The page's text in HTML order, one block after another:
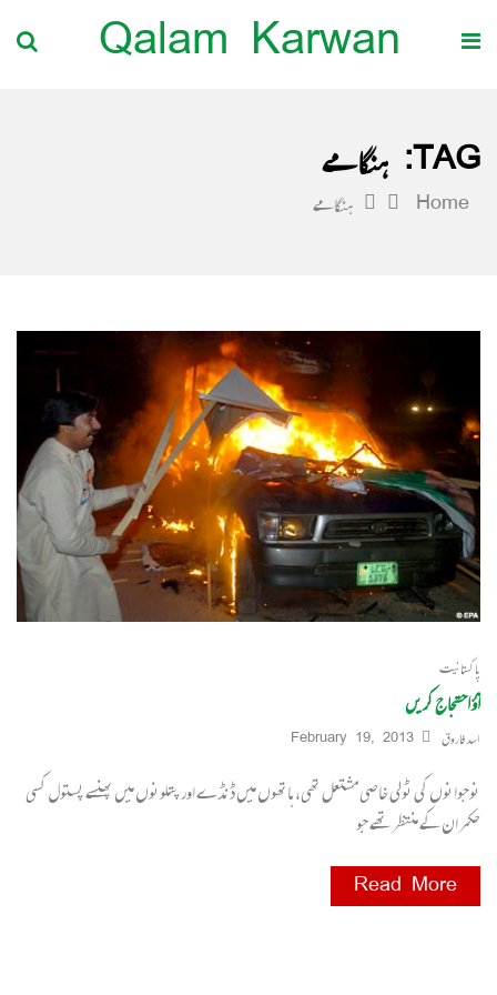
Qalam Karwan
TAG: ہنگامے
Home ہنگامے
پاکستانیت
آؤ احتجاج کریں
اسد فاروق February 19, 2013
نوجوانوں کی ٹولی خاصی مشتعل تھی، ہاتھوں میں ڈنڈے اور پتلونوں میں پھنسے پستول کسی
حکمران کے منتظر تھے جو
Read More